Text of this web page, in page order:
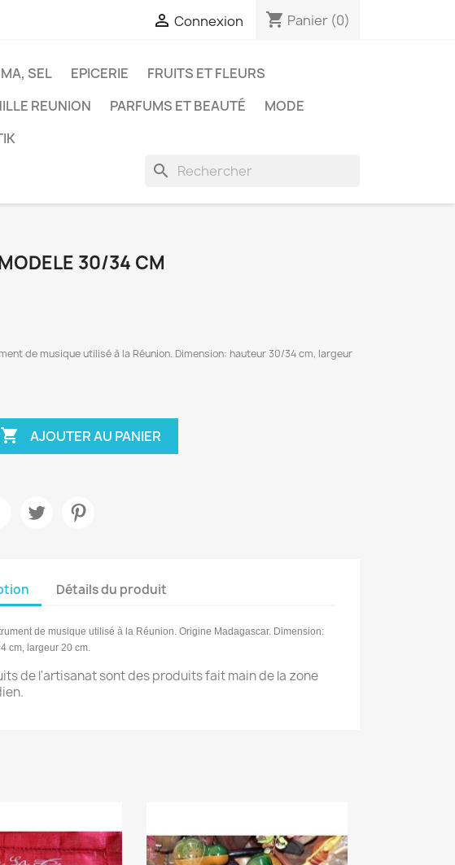
 Connexion shopping_cart Panier (0)
SEL EPICERIE
FRUITS ET FLEURS
REUNION PARFUMS ET BEAUTÉ
MODE
search
30/34 CM
de musique utilisé à la Réunion. Dimension: hauteur 30/34 cm, largeur
 AJOUTER AU PANIER
Détails du produit
de musique utilisé à la Réunion. Origine Madagascar. Dimension:
cm, largeur 20 cm.
de l'artisanat sont des produits fait main de la zone